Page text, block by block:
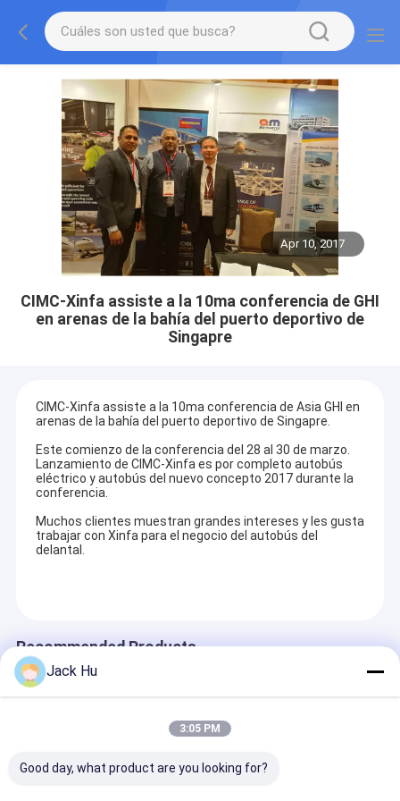
Apr 10, 2017
CIMC-Xinfa assiste a la 10ma conferencia de GHI
en arenas de la bahía del puerto deportivo de
Singapre
CIMC-Xinfa assiste a la 10ma conferencia de Asia GHI en
arenas de la bahía del puerto deportivo de Singapre.
Este comienzo de la conferencia del 28 al 30 de marzo.
Lanzamiento de CIMC-Xinfa es por completo autobús
eléctrico y autobús del nuevo concepto 2017 durante la
conferencia.
Muchos clientes muestran grandes intereses y les gusta
trabajar con Xinfa para el negocio del autobús del
delantal.
Recommended Products
Jack Hu
3:05 PM
Good day, what product are you looking for?